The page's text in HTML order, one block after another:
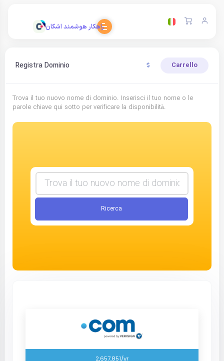
راهکار هوشمند اشکان
Registra Dominio Carrello
Trova il tuo nuovo nome di dominio. Inserisci il tuo nome o le
parole chiave qui sotto per verificare la disponibilità.
Ricerca
2,657,851/yr